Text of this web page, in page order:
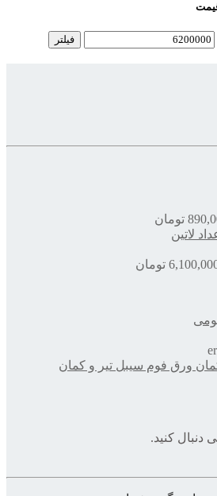
حداکثر
قیمت
فیلتر
تومان
لاتین
تومان
ورق فوم سیبل تیر و کمان
دنبال کنید.